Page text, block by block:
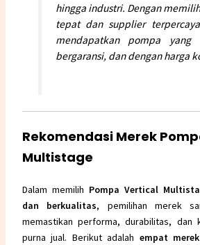
hingga industri. Dengan
tepat dan supplier
mendapatkan pompa yang
bergaransi, dan dengan harga
Rekomendasi Merek
Multistage
Dalam memilih Pompa Vertical
dan berkualitas, pemilihan merek
memastikan performa, durabilitas, dan
purna jual. Berikut adalah empat